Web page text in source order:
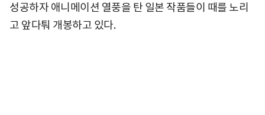
성공하자 애니메이션 열풍을 탄 일본 작품들이 때를 노리
고 앞다퉈 개봉하고 있다.